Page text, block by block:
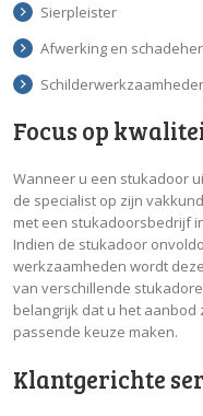
Sierpleister
Afwerking en
Focus op
Wanneer u een stukadoor
de specialist op zijn
met een stukadoorsbedrijf
Indien de stukadoor
werkzaamheden wordt
van verschillende
belangrijk dat u het aanbod
passende keuze maken.
Klantgerichte